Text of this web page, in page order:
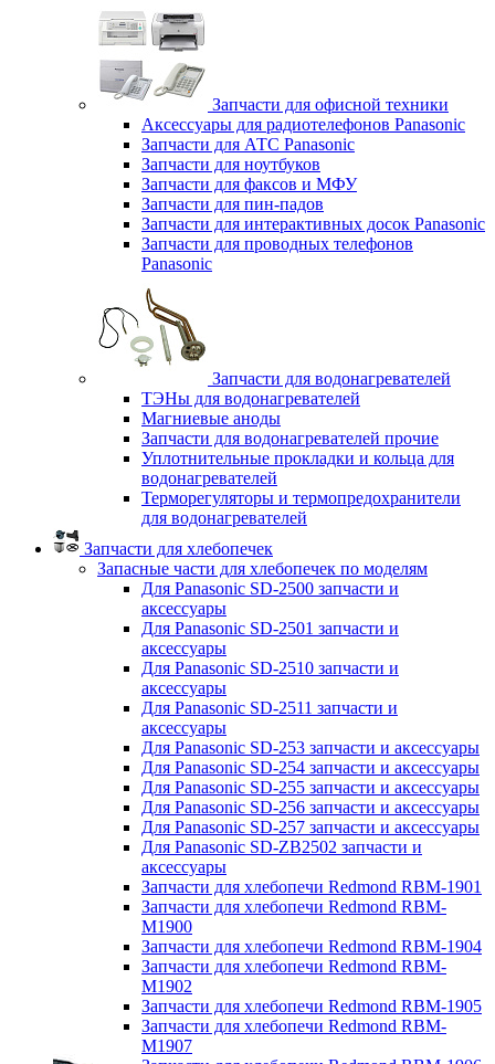
Запчасти для офисной техники
Аксессуары для радиотелефонов Panasonic
Запчасти для АТС Panasonic
Запчасти для ноутбуков
Запчасти для факсов и МФУ
Запчасти для пин-падов
Запчасти для интерактивных досок Panasonic
Запчасти для проводных телефонов
Panasonic
Запчасти для водонагревателей
ТЭНы для водонагревателей
Магниевые аноды
Запчасти для водонагревателей прочие
Уплотнительные прокладки и кольца для
водонагревателей
Терморегуляторы и термопредохранители
для водонагревателей
Запчасти для хлебопечек
Запасные части для хлебопечек по моделям
Для Panasonic SD-2500 запчасти и
аксессуары
Для Panasonic SD-2501 запчасти и
аксессуары
Для Panasonic SD-2510 запчасти и
аксессуары
Для Panasonic SD-2511 запчасти и
аксессуары
Для Panasonic SD-253 запчасти и аксессуары
Для Panasonic SD-254 запчасти и аксессуары
Для Panasonic SD-255 запчасти и аксессуары
Для Panasonic SD-256 запчасти и аксессуары
Для Panasonic SD-257 запчасти и аксессуары
Для Panasonic SD-ZB2502 запчасти и
аксессуары
Запчасти для хлебопечи Redmond RBM-1901
Запчасти для хлебопечи Redmond RBM-
M1900
Запчасти для хлебопечи Redmond RBM-1904
Запчасти для хлебопечи Redmond RBM-
M1902
Запчасти для хлебопечи Redmond RBM-1905
Запчасти для хлебопечи Redmond RBM-
M1907